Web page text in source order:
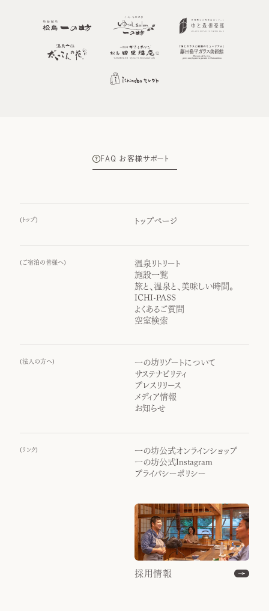
FAQ お客様サポート
( トップ) トップページ
( ご宿泊の皆様へ)
温泉リトリート
施設一覧
旅と、温泉と、美味しい時間。
ICHI-PASS
よくあるご質問
空室検索
(法人の方へ)
一の坊リゾートについて
サステナビリティ
プレスリリース
メディア情報
お知らせ
( リンク)
一の坊公式オンラインショップ
一の坊公式Instagram
プライバシーポリシー
採用情報